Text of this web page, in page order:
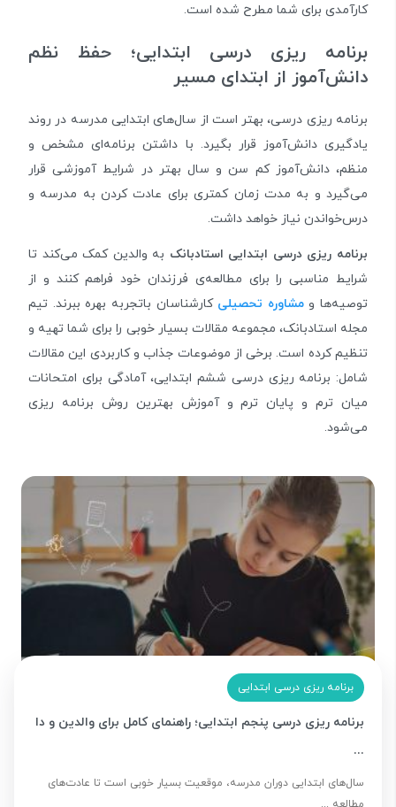
کارآمدی برای شما مطرح شده است.
برنامه‌ ریزی درسی ابتدایی؛ حفظ نظم
دانش‌آموز از ابتدای مسیر
برنامه‌ ریزی درسی، بهتر است از سال‌های ابتدایی مدرسه در روند
یادگیری دانش‌آموز قرار بگیرد. با داشتن برنامه‌ای مشخص و
منظم، دانش‌آموز کم سن و سال بهتر در شرایط آموزشی قرار
می‌گیرد و به مدت زمان کمتری برای عادت کردن به مدرسه و
درس‌خواندن نیاز خواهد داشت.
برنامه‌ ریزی درسی ابتدایی استادبانک به والدین کمک می‌کند تا
شرایط مناسبی را برای مطالعه‌ی فرزندان خود فراهم کنند و از
توصیه‌ها ومشاوره تحصیلی کارشناسان باتجربه بهره ببرند. تیم
مجله استادبانک، مجموعه مقالات بسیار خوبی را برای شما تهیه و
تنظیم کرده است. برخی از موضوعات جذاب و کاربردی این مقالات
شامل: برنامه ریزی درسی ششم ابتدایی، آمادگی برای امتحانات
میان ترم و پایان ترم و آموزش بهترین روش برنامه ریزی
می‌شود.
برنامه ریزی درسی ابتدایی
برنامه ریزی درسی پنجم ابتدایی؛ راهنمای کامل برای والدین و دا
...
سال‌های ابتدایی دوران مدرسه، موقعیت بسیار خوبی است تا عادت‌های